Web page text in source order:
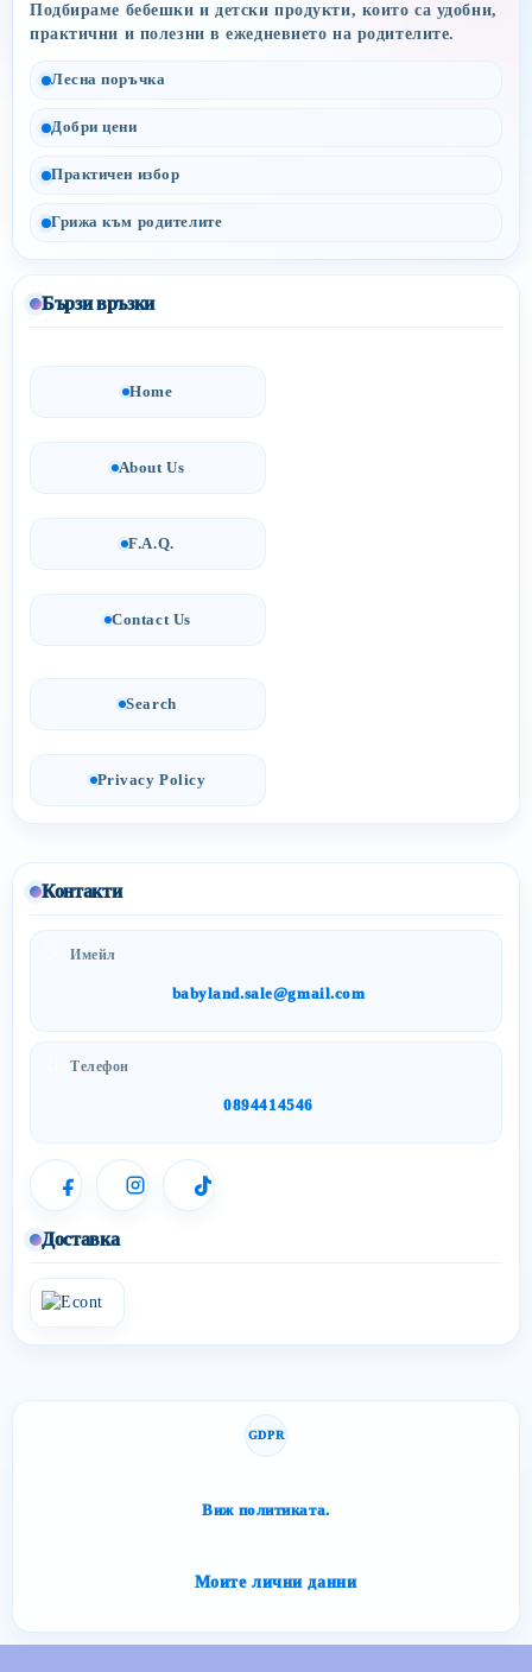
Подбираме бебешки и детски продукти, които са удобни,
практични и полезни в ежедневието на родителите.
Лесна поръчка
Добри цени
Практичен избор
Грижа към родителите
Бързи връзки
Home
About Us
F.A.Q.
Contact Us
Search
Privacy Policy
Контакти
Имейл
babyland.sale@gmail.com
Телефон
0894414546
Доставка
GDPR
Виж политиката.
Моите лични данни